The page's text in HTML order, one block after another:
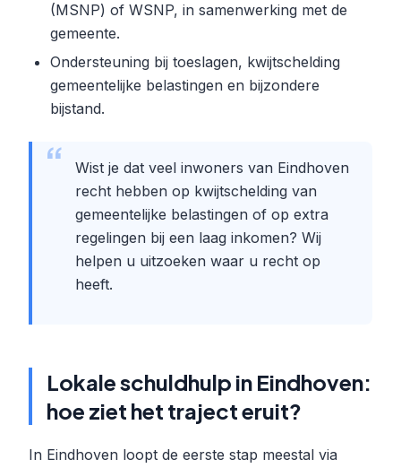
(MSNP) of WSNP, in samenwerking met de
gemeente.
Ondersteuning bij toeslagen, kwijtschelding
gemeentelijke belastingen en bijzondere
bijstand.
Wist je dat veel inwoners van Eindhoven
recht hebben op kwijtschelding van
gemeentelijke belastingen of op extra
regelingen bij een laag inkomen? Wij
helpen u uitzoeken waar u recht op
heeft.
Lokale schuldhulp in Eindhoven:
hoe ziet het traject eruit?
In Eindhoven loopt de eerste stap meestal via